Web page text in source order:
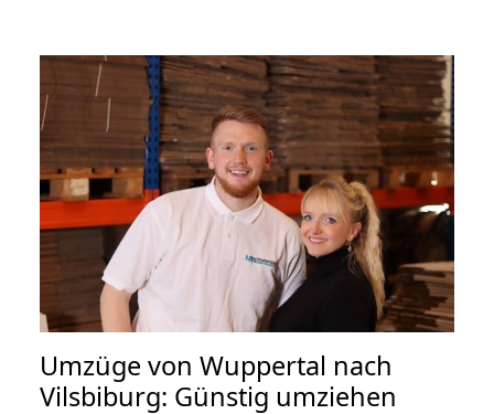
Umzüge von Wuppertal nach
Vilsbiburg: Günstig umziehen